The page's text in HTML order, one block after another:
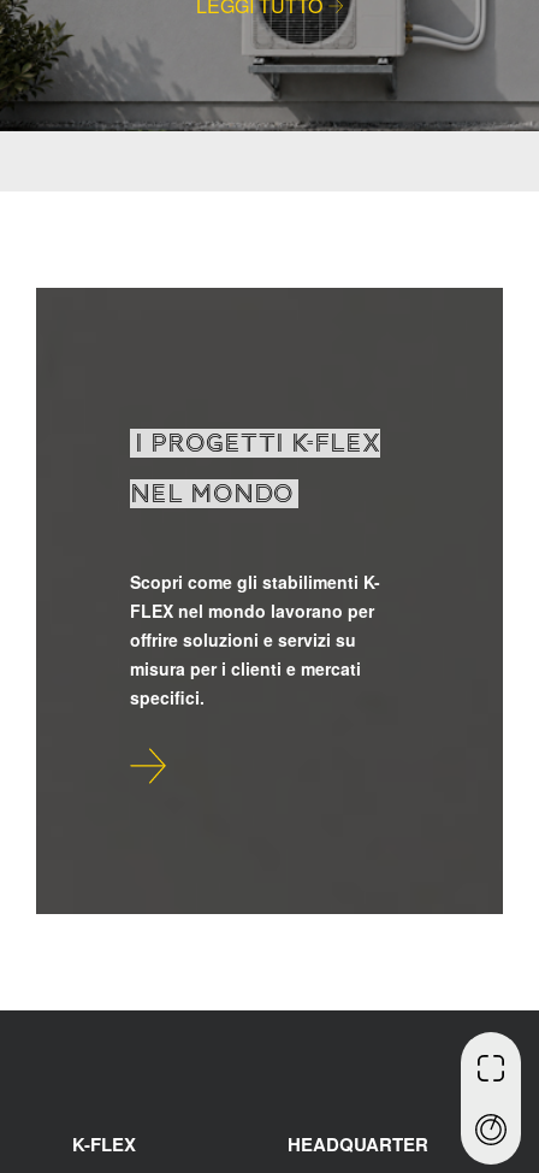
LEGGI TUTTO
I PROGETTI K-FLEX
NEL MONDO
Scopri come gli stabilimenti K-
FLEX nel mondo lavorano per
offrire soluzioni e servizi su
misura per i clienti e mercati
specifici.
K-FLEX
HEADQUARTER